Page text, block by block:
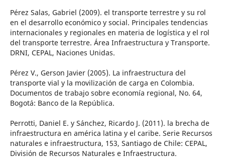
Pérez Salas, Gabriel (2009). el transporte terrestre y su rol
en el desarrollo económico y social. Principales tendencias
internacionales y regionales en materia de logística y el rol
del transporte terrestre. Área Infraestructura y Transporte.
DRNI, CEPAL, Naciones Unidas.
Pérez V., Gerson Javier (2005). La infraestructura del
transporte vial y la movilización de carga en Colombia.
Documentos de trabajo sobre economía regional, No. 64,
Bogotá: Banco de la República.
Perrotti, Daniel E. y Sánchez, Ricardo J. (2011). la brecha de
infraestructura en américa latina y el caribe. Serie Recursos
naturales e infraestructura, 153, Santiago de Chile: CEPAL,
División de Recursos Naturales e Infraestructura.